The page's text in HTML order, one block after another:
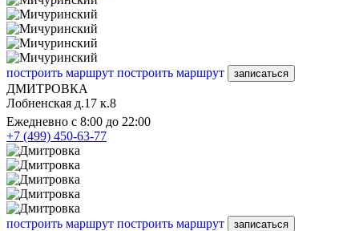
построить маршрут построить маршрут записаться
ДМИТРОВКА
Лобненская д.17 к.8
Ежедневно с 8:00 до 22:00
+7 (499) 450-63-77
построить маршрут построить маршрут записаться